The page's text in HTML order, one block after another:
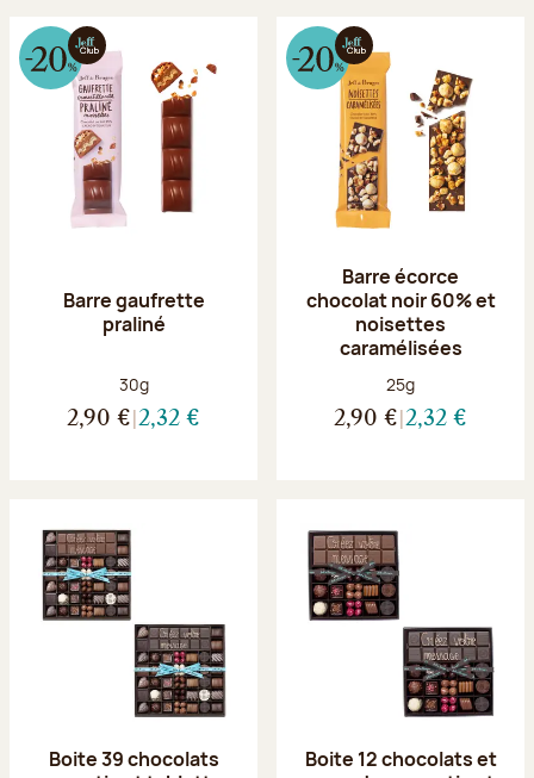
Barre gaufrette
praliné
Poids net :
30g
2,90 € 2,32 €
Barre écorce
chocolat noir 60% et
noisettes
caramélisées
Poids net :
25g
2,90 € 2,32 €
Boite 39 chocolats
Boite 12 chocolats et